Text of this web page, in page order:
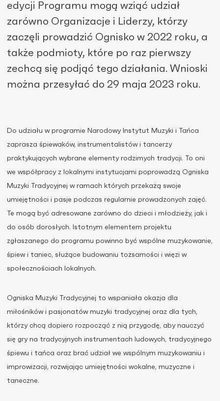
edycji Programu mogą wziąć udział
zarówno Organizacje i Liderzy, którzy
zaczęli prowadzić Ognisko w 2022 roku, a
także podmioty, które po raz pierwszy
zechcą się podjąć tego działania. Wnioski
można przesyłać do 29 maja 2023 roku.
Do udziału w programie Narodowy Instytut Muzyki i Tańca
zaprasza śpiewaków, instrumentalistów i tancerzy
praktykujących wybrane elementy rodzimych tradycji. To oni
we współpracy z lokalnymi instytucjami poprowadzą Ogniska
Muzyki Tradycyjnej w ramach których przekażą swoje
umiejętności i pasje podczas regularnie prowadzonych zajęć.
Te mogą być adresowane zarówno do dzieci i młodzieży, jak i
do osób dorosłych. Istotnym elementem projektu
zgłaszanego do programu powinno być wspólne muzykowanie,
śpiew i taniec, służące budowaniu tożsamości i więzi w
społecznościach lokalnych.
Ogniska Muzyki Tradycyjnej to wspaniała okazja dla
miłośników i pasjonatów muzyki tradycyjnej oraz dla tych,
którzy chcą dopiero rozpocząć z nią przygodę, aby nauczyć
się gry na tradycyjnych instrumentach ludowych, tradycyjnego
śpiewu i tańca oraz brać udział we wspólnym muzykowaniu i
improwizacji, rozwijając umiejętności wokalne, muzyczne i
taneczne.